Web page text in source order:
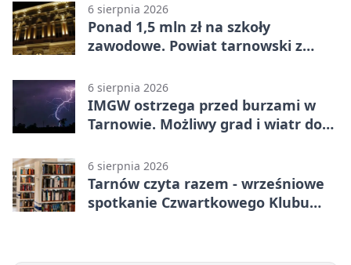
6 sierpnia 2026
Ponad 1,5 mln zł na szkoły
zawodowe. Powiat tarnowski z
6 sierpnia 2026
IMGW ostrzega przed burzami w
Tarnowie. Możliwy grad i wiatr do
6 sierpnia 2026
Tarnów czyta razem - wrześniowe
spotkanie Czwartkowego Klubu